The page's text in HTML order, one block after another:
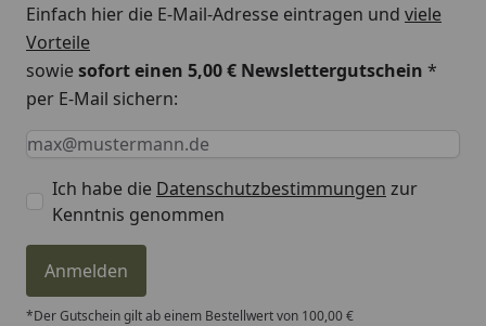
Einfach hier die E-Mail-Adresse eintragen und viele
Vorteile
sowiesofort einen 5,00 € Newslettergutschein *
per E-Mail sichern:
Keine Eingabe erforderlich
Eingabe erforderlich
E-Mail *
Ich habe die Datenschutzbestimmungen zur
Kenntnis genommen
Anmelden
*Der Gutschein gilt ab einem Bestellwert von 100,00 €